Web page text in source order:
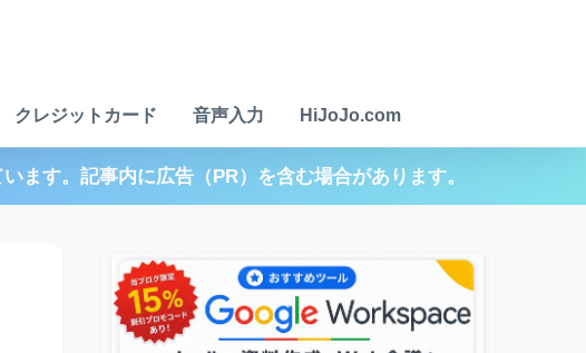
クレジットカード 音声入力 HiJoJo.com
ます。記事内に広告（PR）を含む場合があります。